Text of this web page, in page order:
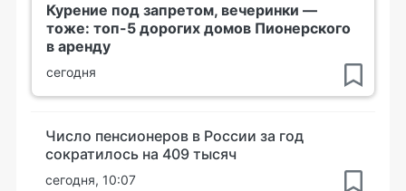
Курение под запретом, вечеринки —
тоже: топ-5 дорогих домов Пионерского
в аренду
сегодня
Число пенсионеров в России за год
сократилось на 409 тысяч
сегодня, 10:07